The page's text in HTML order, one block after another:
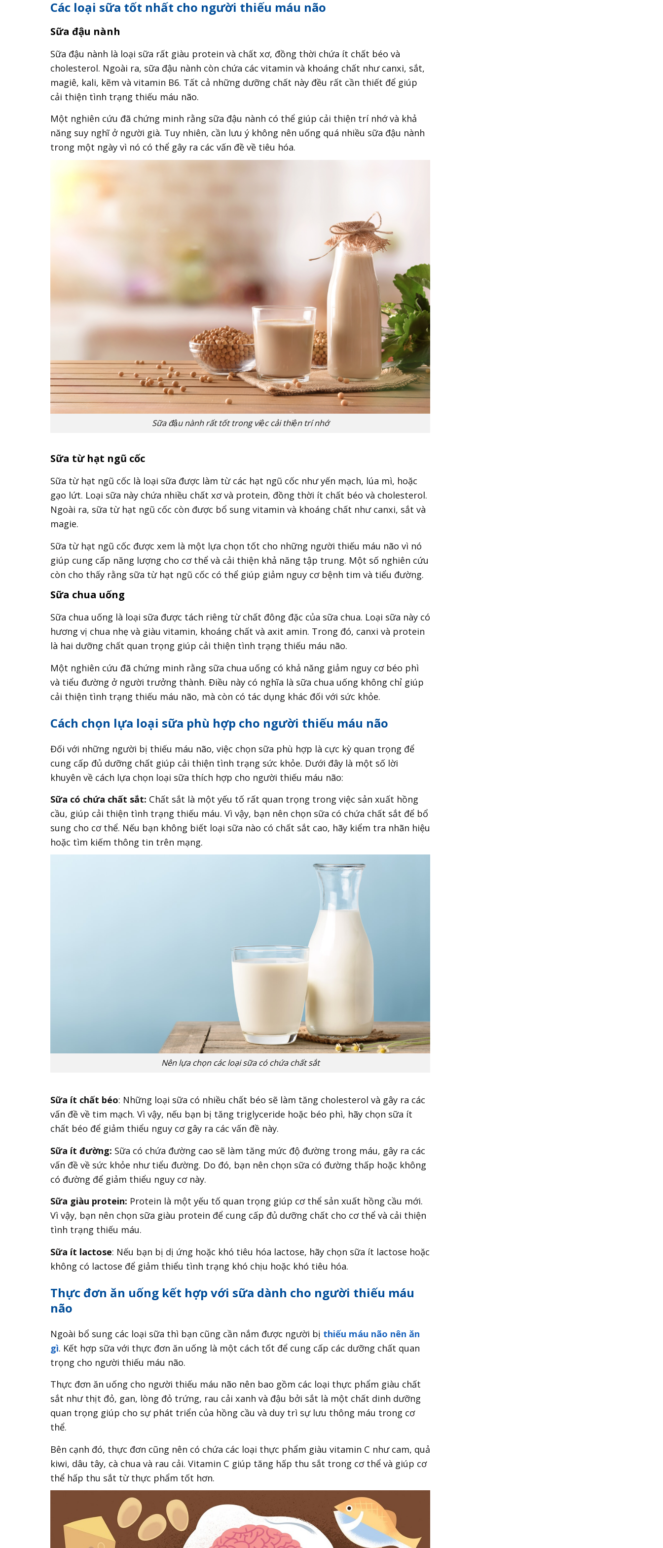
Các loại sữa tốt nhất cho người thiếu máu não
Sữa đậu nành
Sữa đậu nành là loại sữa rất giàu protein và chất xơ, đồng thời chứa ít chất béo và
cholesterol. Ngoài ra, sữa đậu nành còn chứa các vitamin và khoáng chất như canxi, sắt,
magiê, kali, kẽm và vitamin B6. Tất cả những dưỡng chất này đều rất cần thiết để giúp
cải thiện tình trạng thiếu máu não.
Một nghiên cứu đã chứng minh rằng sữa đậu nành có thể giúp cải thiện trí nhớ và khả
năng suy nghĩ ở người già. Tuy nhiên, cần lưu ý không nên uống quá nhiều sữa đậu nành
trong một ngày vì nó có thể gây ra các vấn đề về tiêu hóa.
Sữa đậu nành rất tốt trong việc cải thiện trí nhớ
Sữa từ hạt ngũ cốc
Sữa từ hạt ngũ cốc là loại sữa được làm từ các hạt ngũ cốc như yến mạch, lúa mì, hoặc
gạo lứt. Loại sữa này chứa nhiều chất xơ và protein, đồng thời ít chất béo và cholesterol.
Ngoài ra, sữa từ hạt ngũ cốc còn được bổ sung vitamin và khoáng chất như canxi, sắt và
magie.
Sữa từ hạt ngũ cốc được xem là một lựa chọn tốt cho những người thiếu máu não vì nó
giúp cung cấp năng lượng cho cơ thể và cải thiện khả năng tập trung. Một số nghiên cứu
còn cho thấy rằng sữa từ hạt ngũ cốc có thể giúp giảm nguy cơ bệnh tim và tiểu đường.
Sữa chua uống
Sữa chua uống là loại sữa được tách riêng từ chất đông đặc của sữa chua. Loại sữa này có
hương vị chua nhẹ và giàu vitamin, khoáng chất và axit amin. Trong đó, canxi và protein
là hai dưỡng chất quan trọng giúp cải thiện tình trạng thiếu máu não.
Một nghiên cứu đã chứng minh rằng sữa chua uống có khả năng giảm nguy cơ béo phì
và tiểu đường ở người trưởng thành. Điều này có nghĩa là sữa chua uống không chỉ giúp
cải thiện tình trạng thiếu máu não, mà còn có tác dụng khác đối với sức khỏe.
Cách chọn lựa loại sữa phù hợp cho người thiếu máu não
Đối với những người bị thiếu máu não, việc chọn sữa phù hợp là cực kỳ quan trọng để
cung cấp đủ dưỡng chất giúp cải thiện tình trạng sức khỏe. Dưới đây là một số lời
khuyên về cách lựa chọn loại sữa thích hợp cho người thiếu máu não:
Sữa có chứa chất sắt: Chất sắt là một yếu tố rất quan trọng trong việc sản xuất hồng
cầu, giúp cải thiện tình trạng thiếu máu. Vì vậy, bạn nên chọn sữa có chứa chất sắt để bổ
sung cho cơ thể. Nếu bạn không biết loại sữa nào có chất sắt cao, hãy kiểm tra nhãn hiệu
hoặc tìm kiếm thông tin trên mạng.
Nên lựa chọn các loại sữa có chứa chất sắt
Sữa ít chất béo: Những loại sữa có nhiều chất béo sẽ làm tăng cholesterol và gây ra các
vấn đề về tim mạch. Vì vậy, nếu bạn bị tăng triglyceride hoặc béo phì, hãy chọn sữa ít
chất béo để giảm thiểu nguy cơ gây ra các vấn đề này.
Sữa ít đường: Sữa có chứa đường cao sẽ làm tăng mức độ đường trong máu, gây ra các
vấn đề về sức khỏe như tiểu đường. Do đó, bạn nên chọn sữa có đường thấp hoặc không
có đường để giảm thiểu nguy cơ này.
Sữa giàu protein: Protein là một yếu tố quan trọng giúp cơ thể sản xuất hồng cầu mới.
Vì vậy, bạn nên chọn sữa giàu protein để cung cấp đủ dưỡng chất cho cơ thể và cải thiện
tình trạng thiếu máu.
Sữa ít lactose: Nếu bạn bị dị ứng hoặc khó tiêu hóa lactose, hãy chọn sữa ít lactose hoặc
không có lactose để giảm thiểu tình trạng khó chịu hoặc khó tiêu hóa.
Thực đơn ăn uống kết hợp với sữa dành cho người thiếu máu
não
Ngoài bổ sung các loại sữa thì bạn cũng cần nắm được người bị thiếu máu não nên ăn
gì. Kết hợp sữa với thực đơn ăn uống là một cách tốt để cung cấp các dưỡng chất quan
trọng cho người thiếu máu não.
Thực đơn ăn uống cho người thiếu máu não nên bao gồm các loại thực phẩm giàu chất
sắt như thịt đỏ, gan, lòng đỏ trứng, rau cải xanh và đậu bởi sắt là một chất dinh dưỡng
quan trọng giúp cho sự phát triển của hồng cầu và duy trì sự lưu thông máu trong cơ
thể.
Bên cạnh đó, thực đơn cũng nên có chứa các loại thực phẩm giàu vitamin C như cam, quả
kiwi, dâu tây, cà chua và rau cải. Vitamin C giúp tăng hấp thu sắt trong cơ thể và giúp cơ
thể hấp thu sắt từ thực phẩm tốt hơn.